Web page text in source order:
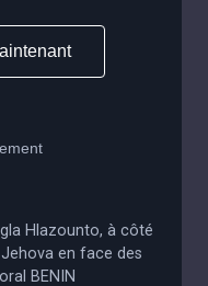
Hlazounto, à côté
en face des
BENIN